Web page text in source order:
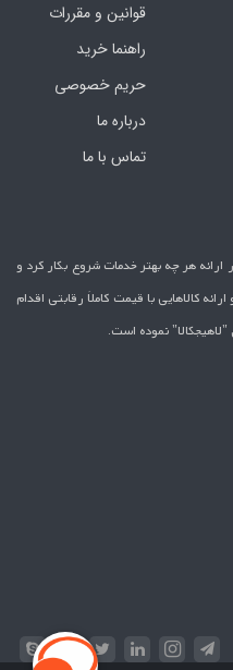
قوانین و مقررات
راهنما خرید
حریم خصوصی
درباره ما
تماس با ما
با هدف بهبود در ارائه هر چه بهتر خدمات شروع بکار کرد و
کالاهایی با قیمت کاملاَ رقابتی اقدام
نموده است.